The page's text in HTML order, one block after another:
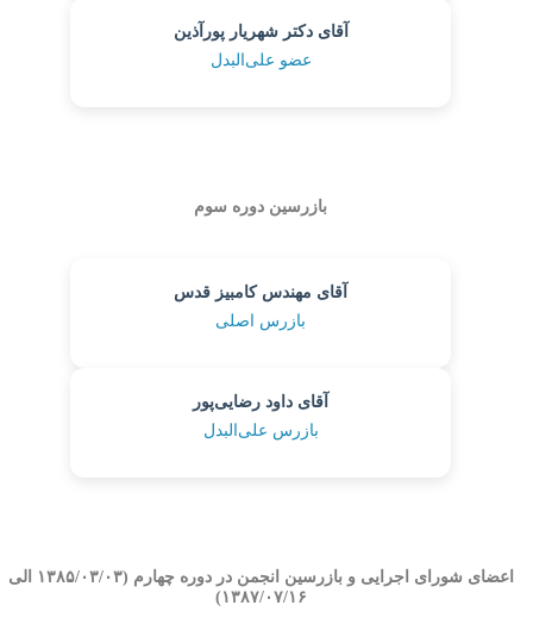
آقای دکتر شهریار پورآذین
عضو علی‌البدل
بازرسین دوره سوم
آقای مهندس کامبیز قدس
بازرس اصلی
آقای داود رضایی‌پور
بازرس علی‌البدل
اعضای شورای اجرایی و بازرسین انجمن در دوره چهارم (۱۳۸۵/۰۳/۰۳ الی
۱۳۸۷/۰۷/۱۶)